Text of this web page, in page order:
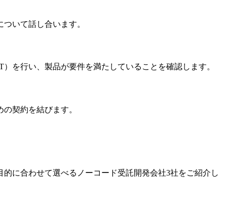
いて話し合います。
を行い、製品が要件を満たしていることを確認します。
契約を結びます。
的に合わせて選べるノーコード受託開発会社3社をご紹介 し